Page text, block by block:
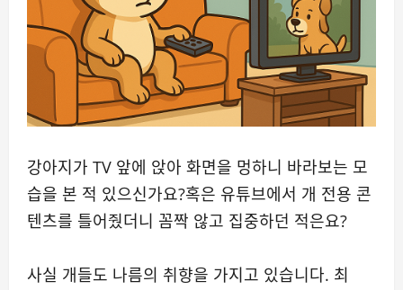
강아지가 TV 앞에 앉아 화면을 멍하니 바라보는 모
습을 본 적 있으신가요?혹은 유튜브에서 개 전용 콘
텐츠를 틀어줬더니 꼼짝 않고 집중하던 적은요?
사실 개들도 나름의 취향을 가지고 있습니다. 최